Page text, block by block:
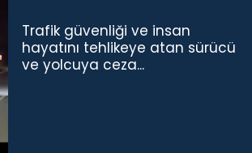
Trafik güvenliği ve insan
hayatını tehlikeye atan sürücü
ve yolcuya ceza...